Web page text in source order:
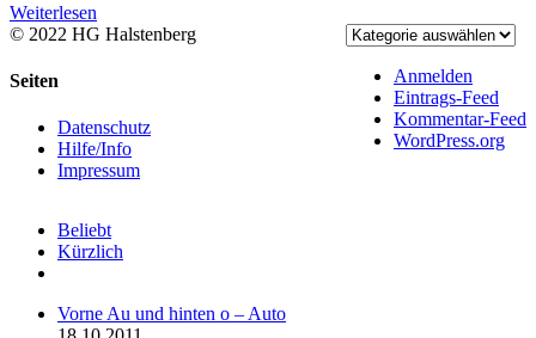
Weiterlesen
Anmelden
Eintrags-Feed
Kommentar-Feed
WordPress.org
© 2022 HG Halstenberg
Toggle
Area
Seiten
Datenschutz
Hilfe/Info
Impressum
Beliebt
Kürzlich
Vorne Au und hinten o – Auto